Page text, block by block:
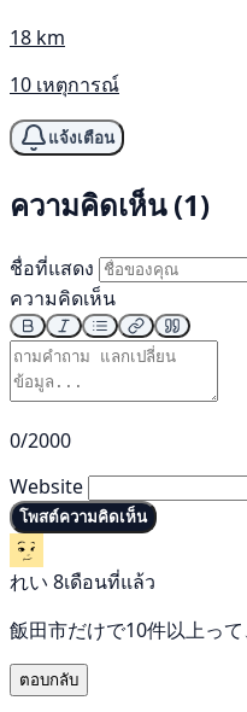
18 km
10 เหตุการณ์
แจ้งเตือน
ความคิดเห็น (1)
ชื่อที่แสดง
ความคิดเห็น
0/2000
Website
โพสต์ความคิดเห็น
れい 8เดือนที่แล้ว
飯田市だけで10件以上って
ตอบกลับ